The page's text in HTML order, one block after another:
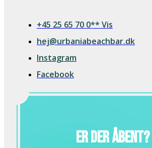
+45 25 65 70 0** Vis
hej@urbaniabeachbar.dk
Instagram
Facebook
Er der åbent?